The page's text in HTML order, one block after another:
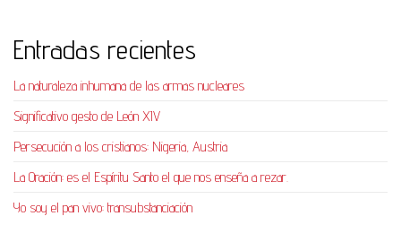
Entradas recientes
La naturaleza inhumana de las armas nucleares
Significativo gesto de León XIV
Persecución a los cristianos: Nigeria, Austria
La Oración: es el Espíritu Santo el que nos enseña a rezar.
Yo soy el pan vivo: transubstanciación